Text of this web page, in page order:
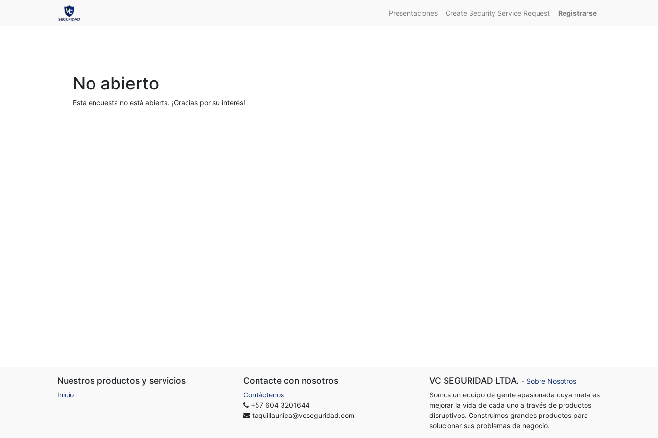
Presentaciones Create Security Service Request Registrarse
No abierto
Esta encuesta no está abierta. ¡Gracias por su interés!
Nuestros productos y servicios
Inicio
Contacte con nosotros
Contáctenos
+57 604 3201644
taquillaunica@vcseguridad.com
VC SEGURIDAD LTDA. - Sobre Nosotros
Somos un equipo de gente apasionada cuya meta es
mejorar la vida de cada uno a través de productos
disruptivos. Construimos grandes productos para
solucionar sus problemas de negocio.